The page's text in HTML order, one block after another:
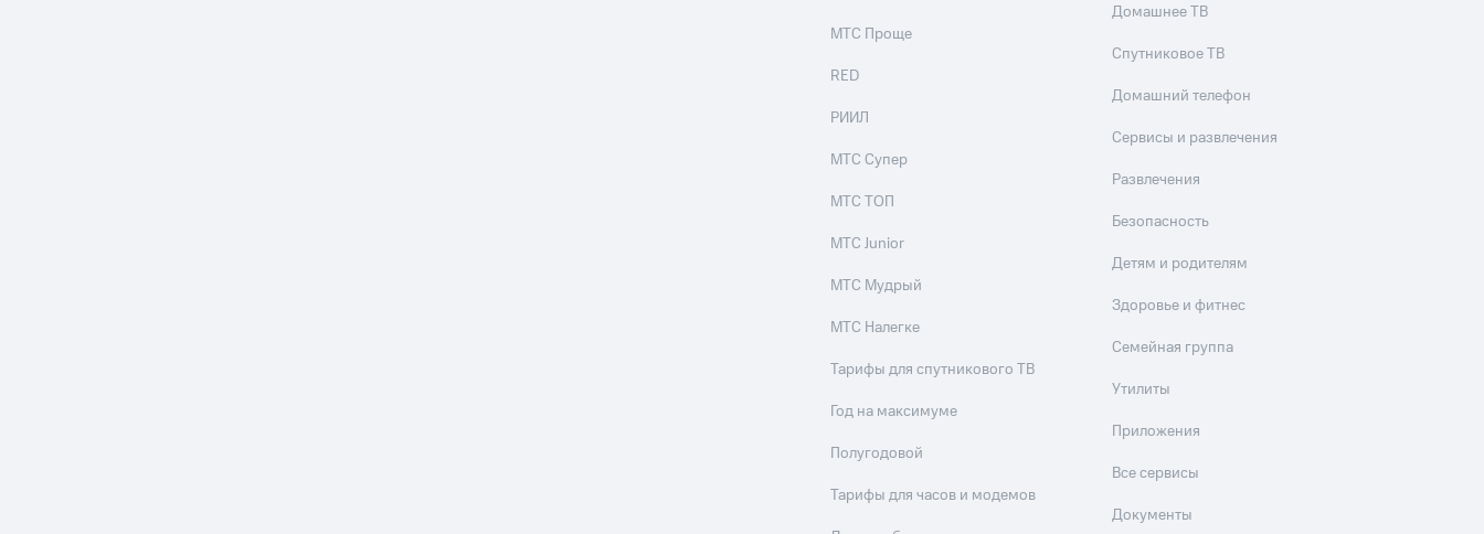
МТС Проще
RED
РИИЛ
МТС Супер
МТС ТОП
МТС Junior
МТС Мудрый
МТС Налегке
Тарифы для спутникового ТВ
Год на максимуме
Полугодовой
Тарифы для часов и модемов
Домашнее ТВ
Спутниковое ТВ
Домашний телефон
Сервисы и развлечения
Развлечения
Безопасность
Детям и родителям
Здоровье и фитнес
Семейная группа
Утилиты
Приложения
Все сервисы
Документы